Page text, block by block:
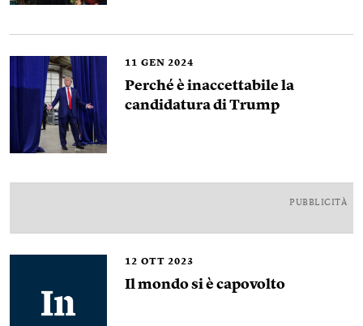
11 GEN 2024
Perché è inaccettabile la
candidatura di Trump
PUBBLICITÀ
12 OTT 2023
Il mondo si è capovolto